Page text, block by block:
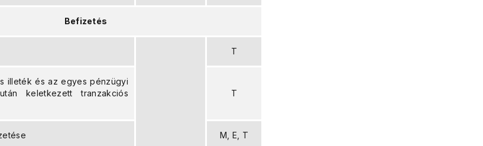
Befizetés
T
illeték és az egyes pénzügyi
keletkezett tranzakciós
T
M, E, T